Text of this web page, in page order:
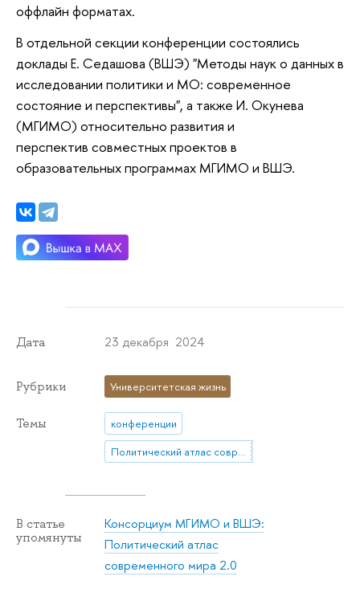
оффлайн форматах.
В отдельной секции конференции состоялись
доклады Е. Седашова (ВШЭ) "Методы наук о данных в
исследовании политики и МО: современное
состояние и перспективы", а также И. Окунева
(МГИМО) относительно развития и
перспектив совместных проектов в
образовательных программах МГИМО и ВШЭ.
Дата 23 декабря 2024
Рубрики Университетская жизнь
Темы
конференции
Политический атлас современного мира 2.0
В статье
упомянуты
Консорциум МГИМО и ВШЭ:
Политический атлас
современного мира 2.0